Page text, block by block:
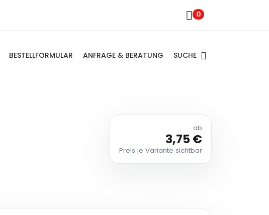
0
BESTELLFORMULAR ANFRAGE & BERATUNG SUCHE
ab
3,75 €
Preis je Variante sichtbar